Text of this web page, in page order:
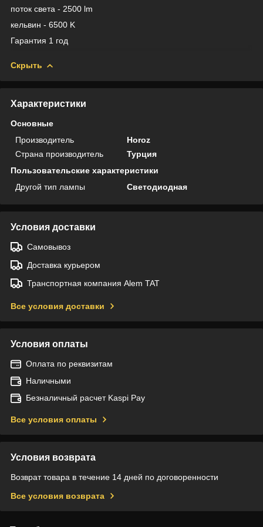
поток света - 2500 lm
кельвин - 6500 K
Гарантия 1 год
Скрыть
Характеристики
Основные
Производитель
Horoz
Страна производитель
Турция
Пользовательские характеристики
Другой тип лампы
Светодиодная
Условия доставки
Самовывоз
Доставка курьером
Транспортная компания Alem TAT
Все условия доставки
Условия оплаты
Оплата по реквизитам
Наличными
Безналичный расчет Kaspi Pay
Все условия оплаты
Условия возврата
Возврат товара в течение 14 дней по договоренности
Все условия возврата